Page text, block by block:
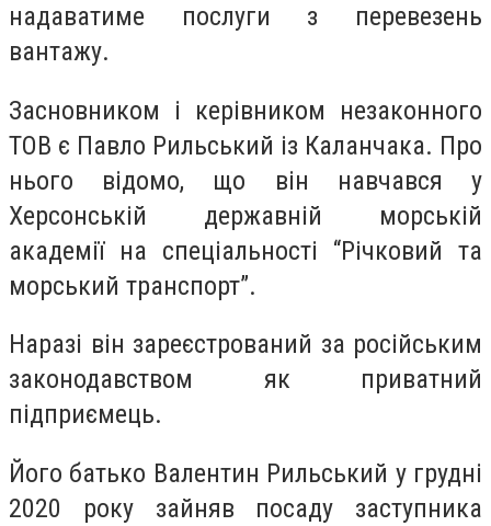
надаватиме послуги з перевезень
вантажу.
Засновником і керівником незаконного
ТОВ є Павло Рильський із Каланчака. Про
нього відомо, що він навчався у
Херсонській державній морській
академії на спеціальності “Річковий та
морський транспорт”.
Наразі він зареєстрований за російським
законодавством як приватний
підприємець.
Його батько Валентин Рильський у грудні
2020 року зайняв посаду заступника